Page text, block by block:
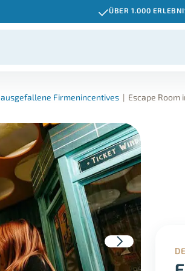
ÜBER 1.000
ausgefallene Firmenincentives | Escape Room